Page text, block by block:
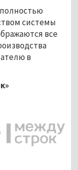
системы
все
в